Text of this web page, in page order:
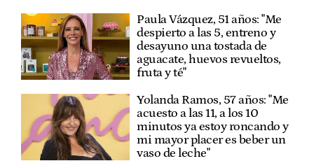
Paula Vázquez, 51 años: "Me
despierto a las 5, entreno y
desayuno una tostada de
aguacate, huevos revueltos,
fruta y té"
Yolanda Ramos, 57 años: "Me
acuesto a las 11, a los 10
minutos ya estoy roncando y
mi mayor placer es beber un
vaso de leche"